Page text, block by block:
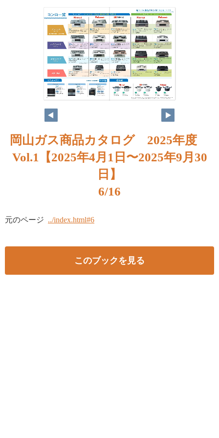
岡山ガス商品カタログ 2025年度
Vol.1【2025年4月1日〜2025年9月30
日】
6/16
元のページ ../index.html#6
このブックを見る